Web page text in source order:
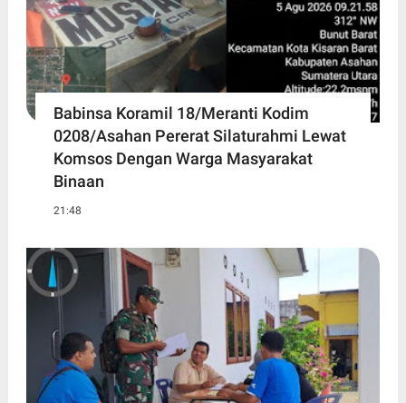
Babinsa Koramil 18/Meranti Kodim
0208/Asahan Pererat Silaturahmi Lewat
Komsos Dengan Warga Masyarakat
Binaan
21:48